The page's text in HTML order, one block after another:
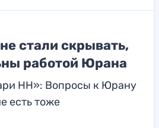
стали скрывать,
работой Юрана
НН»: Вопросы к Юрану
есть тоже